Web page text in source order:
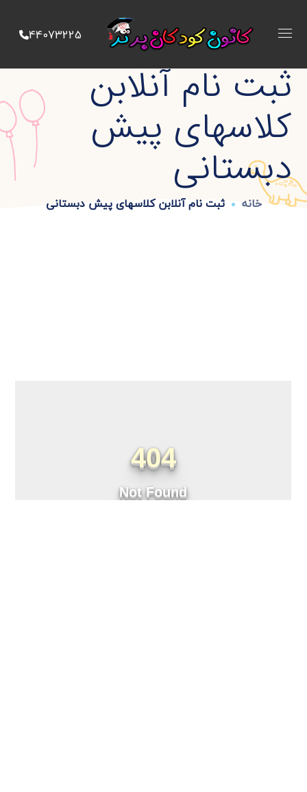
44073225
ثبت نام آنلابن
کلاسهای پیش
دبستانی
خانه ثبت نام آنلابن کلاسهای پیش دبستانی